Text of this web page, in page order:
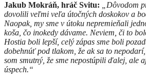
Jakub Mokráň, hráč Svitu:
„Dôvodom
dovolili veľmi veľa útočných doskokov a
Naopak, my sme v útoku nepremieňali
koša, čo inokedy dávame. Neviem, či to
Hostia boli lepší, celý zápas sme boli
dobehnúť pod tlakom, že ak sa to
som smutný, že sme nepostúpili ďalej, ale
úspech.“